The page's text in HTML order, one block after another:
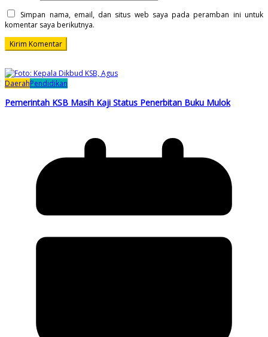
Simpan nama, email, dan situs web saya pada peramban ini untuk
komentar saya berikutnya.
DaerahPendidikan
Pemerintah KSB Masih Kaji Status Penerbitan Buku Mulok